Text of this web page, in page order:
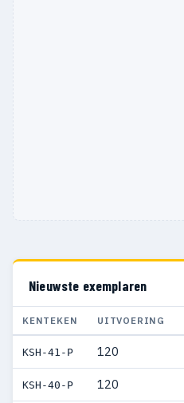
Nieuwste exemplaren
KENTEKEN UITVOERING
KSH-41-P 120
KSH-40-P 120